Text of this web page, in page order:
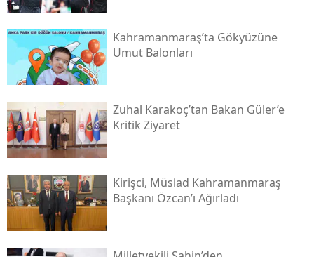
Kahramanmaraş’ta Gökyüzüne
Umut Balonları
Zuhal Karakoç’tan Bakan Güler’e
Kritik Ziyaret
Kirişci, Müsi̇ad Kahramanmaraş
Başkanı Özcan’ı Ağırladı